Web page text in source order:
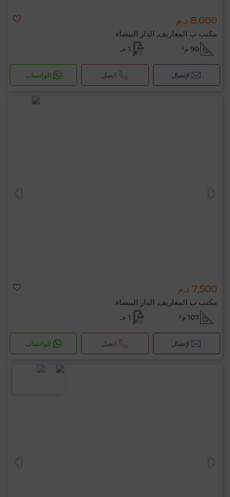
8,000 د.م
مكتب ب المعاريف, الدار البيضاء
90 م² 1 حـ
لإتصال اتصل الواتساب
7,500 د.م
مكتب ب المعاريف, الدار البيضاء
107 م² 1 حـ
لإتصال اتصل الواتساب